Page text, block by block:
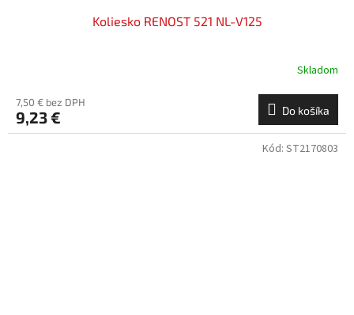
Koliesko RENOST 521 NL-V125
Skladom
7,50 € bez DPH
9,23 € Do košíka
Kód: ST2170803